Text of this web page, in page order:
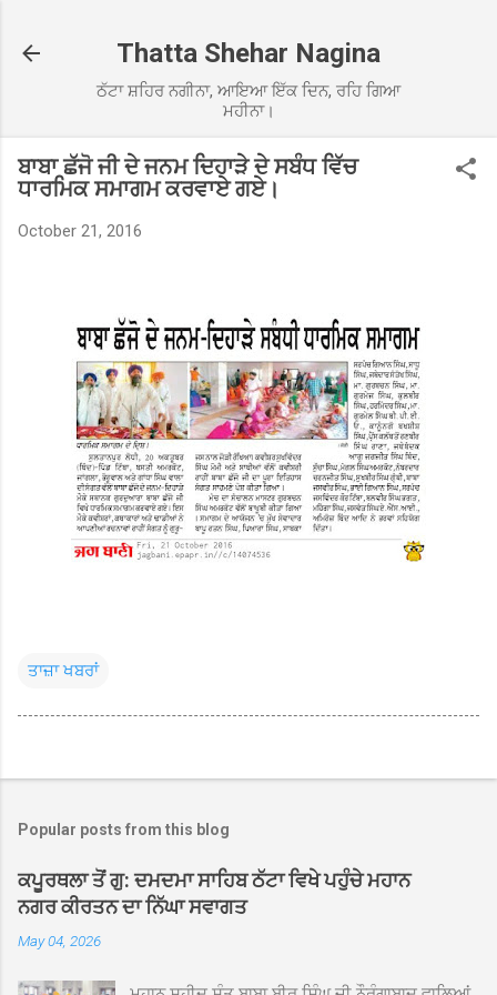
Thatta Shehar Nagina
ਠੱਟਾ ਸ਼ਹਿਰ ਨਗੀਨਾ, ਆਇਆ ਇੱਕ ਦਿਨ, ਰਹਿ ਗਿਆ
ਮਹੀਨਾ।
ਬਾਬਾ ਛੱਜੋ ਜੀ ਦੇ ਜਨਮ ਦਿਹਾੜੇ ਦੇ ਸਬੰਧ ਵਿੱਚ
ਧਾਰਮਿਕ ਸਮਾਗਮ ਕਰਵਾਏ ਗਏ।
October 21, 2016
ਤਾਜ਼ਾ ਖਬਰਾਂ
Popular posts from this blog
ਕਪੂਰਥਲਾ ਤੋਂ ਗੁ: ਦਮਦਮਾ ਸਾਹਿਬ ਠੱਟਾ ਵਿਖੇ ਪਹੁੰਚੇ ਮਹਾਨ
ਨਗਰ ਕੀਰਤਨ ਦਾ ਨਿੱਘਾ ਸਵਾਗਤ
May 04, 2026